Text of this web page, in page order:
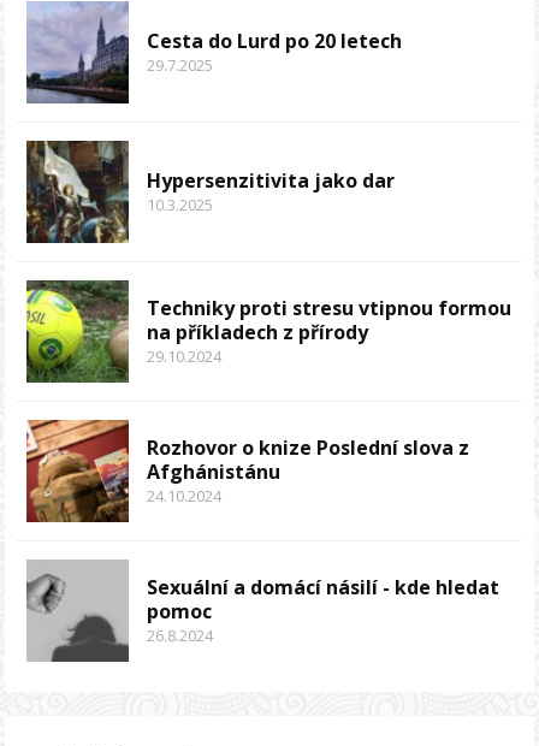
Cesta do Lurd po 20 letech
29.7.2025
Hypersenzitivita jako dar
10.3.2025
Techniky proti stresu vtipnou formou
na příkladech z přírody
29.10.2024
Rozhovor o knize Poslední slova z
Afghánistánu
24.10.2024
Sexuální a domácí násilí - kde hledat
pomoc
26.8.2024